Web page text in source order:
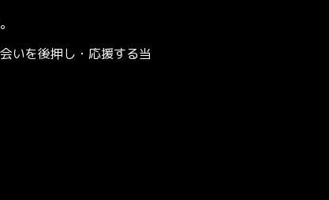
いを後押し・応援する当